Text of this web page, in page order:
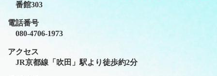
番館303
電話番号
080-4706-1973
アクセス
JR京都線「吹田」駅より徒歩約2分